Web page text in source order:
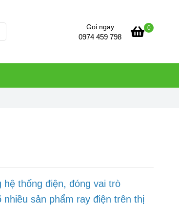
Gọi ngay
0974 459 798
0
thống điện, đóng vai trò
sản phẩm ray điện trên thị